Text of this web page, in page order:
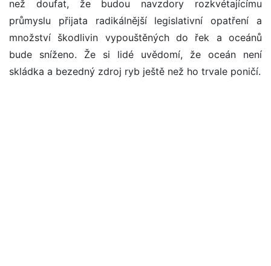
než doufat, že budou navzdory rozkvétajícímu
průmyslu přijata radikálnější legislativní opatření a
množství škodlivin vypouštěných do řek a oceánů
bude sníženo. Že si lidé uvědomí, že oceán není
skládka a bezedný zdroj ryb ještě než ho trvale poničí.